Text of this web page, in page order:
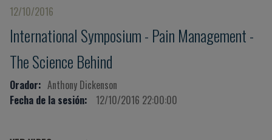
12/10/2016
International Symposium - Pain Management -
The Science Behind
Orador: Anthony Dickenson
Fecha de la sesión:
12/10/2016 22:00:00